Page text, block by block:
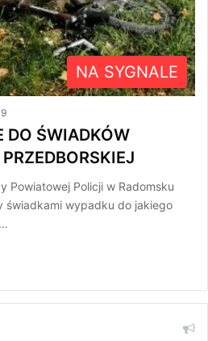
NA SYGNALE
DO ŚWIADKÓW
Powiatowej Policji w Radomsku
świadkami wypadku do jakiego